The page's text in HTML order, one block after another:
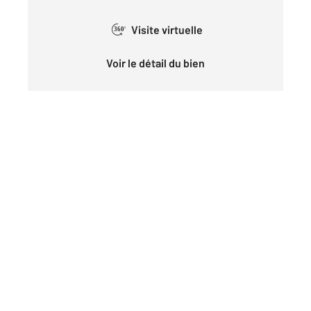
360° Visite virtuelle
Voir le détail du bien